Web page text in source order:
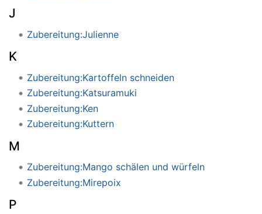
J
Zubereitung:Julienne
K
Zubereitung:Kartoffeln schneiden
Zubereitung:Katsuramuki
Zubereitung:Ken
Zubereitung:Kuttern
M
Zubereitung:Mango schälen und würfeln
Zubereitung:Mirepoix
P